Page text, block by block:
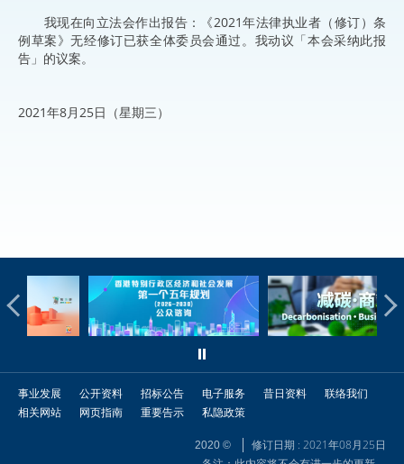
我现在向立法会作出报告：《2021年法律执业者（修订）条
例草案》无经修订已获全体委员会通过。我动议「本会采纳此报
告」的议案。
2021年8月25日（星期三）
事业发展 公开资料 招标公告 电子服务 昔日资料
联络我们
相关网站
网页指南 重要告示 私隐政策
2020 ©
修订日期 : 2021年08月25日